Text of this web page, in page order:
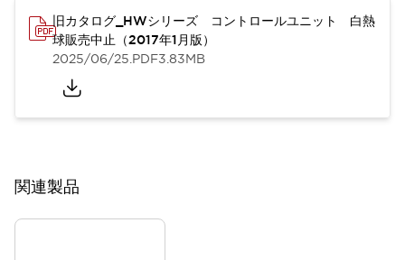
旧カタログ_HWシリーズ コントロールユニット 白熱
球販売中止（2017年1月版）
2025/06/25.PDF3.83MB
関連製品